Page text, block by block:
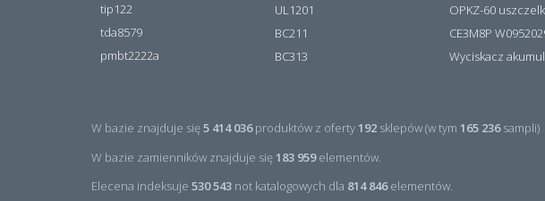
tip122
tda8579
pmbt2222a
UL1201
BC211
BC313
OPKZ-60
Wyciskacz
W bazie znajduje się5 414 036produktów z oferty 192 sklepów (w tym 165 236sampli)
W bazie zamienników znajduje się 183 959elementów.
Elecena indeksuje 530 543 not katalogowych dla 814 846elementów.